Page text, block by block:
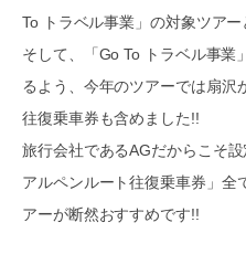
To トラベル事業」の対象ツアー
そして、「Go To トラベル事業
るよう、今年のツアーでは扇沢
往復乗車券も含めました!!
旅行会社であるAGだからこそ
アルペンルート往復乗車券」全
アーが断然おすすめです!!